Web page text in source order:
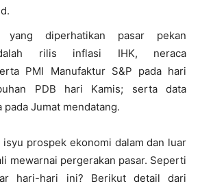
yang diperhatikan pasar pekan
rilis inflasi IHK, neraca
PMI Manufaktur S&P pada hari
PDB hari Kamis; serta data
pada Jumat mendatang.
prospek ekonomi dalam dan luar
mewarnai pergerakan pasar. Seperti
hari-hari ini? Berikut detail dari